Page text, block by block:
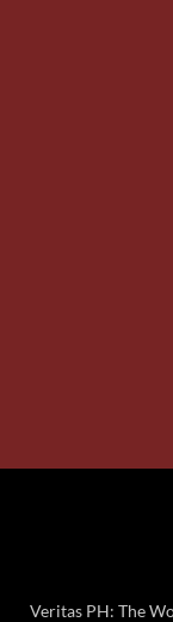
Veritas PH: The